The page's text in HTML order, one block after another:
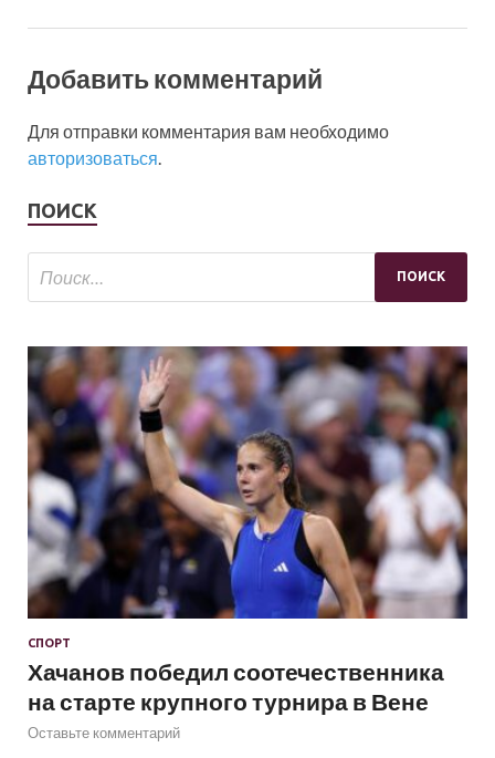
Добавить комментарий
Для отправки комментария вам необходимо
авторизоваться.
ПОИСК
СПОРТ
Хачанов победил соотечественника
на старте крупного турнира в Вене
Оставьте комментарий